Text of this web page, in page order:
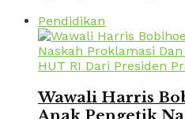
Pendidikan
Wawali Harris